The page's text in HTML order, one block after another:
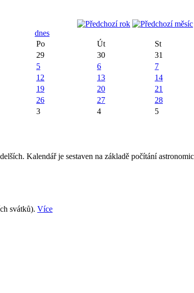
dnes
Po
Út St
29
30 31
5
6 7
12
13 14
19
20 21
26
27 28
3
4 5
Kalendář je sestaven na základě počítání
svátků). Více